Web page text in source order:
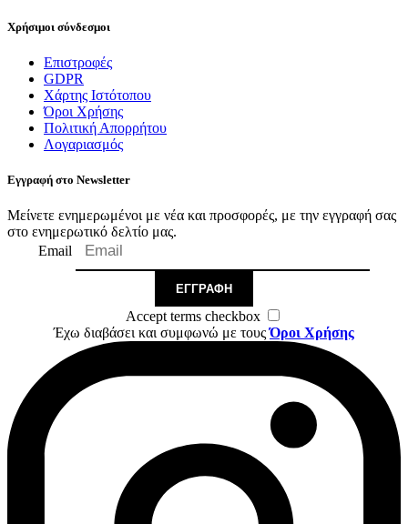
Χρήσιμοι σύνδεσμοι
Επιστροφές
GDPR
Χάρτης Ιστότοπου
Όροι Χρήσης
Πολιτική Απορρήτου
Λογαριασμός
Εγγραφή στο Newsletter
Μείνετε ενημερωμένοι με νέα και προσφορές, με την εγγραφή σας
στο ενημερωτικό δελτίο μας.
Email
ΕΓΓΡΑΦΉ
Accept terms checkbox
Έχω διαβάσει και συμφωνώ με τουςΌροι Χρήσης